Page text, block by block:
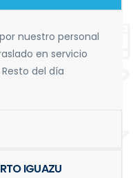
nuestro personal
en servicio
del día
IGUAZU